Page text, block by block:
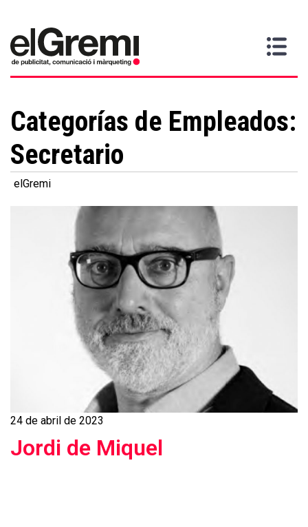
Inicio
Gremi Servicios
>
Contacta
Categorías de Empleados:
Secretario
elGremi
24 de abril de 2023
Jordi de Miquel